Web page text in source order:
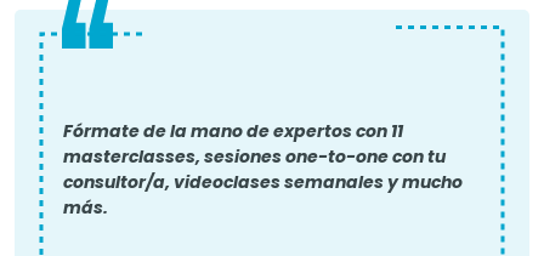
Fórmate de la mano de expertos con 11
masterclasses, sesiones one-to-one con tu
consultor/a, videoclases semanales y mucho
más.